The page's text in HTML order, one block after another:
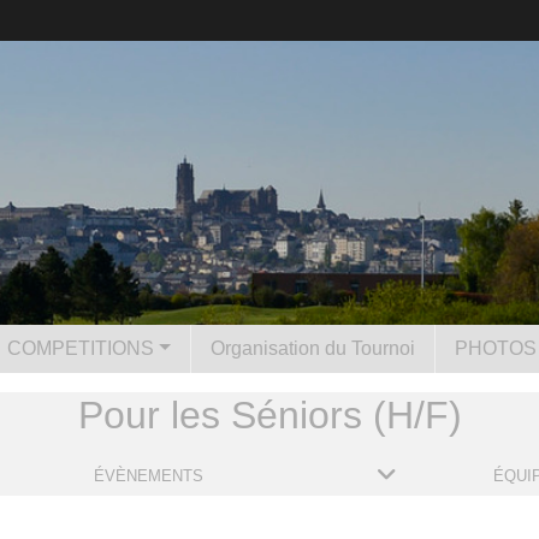
COMPETITIONS Organisation du Tournoi
Pour les Séniors (H/F)
ÉVÈNEMENTS